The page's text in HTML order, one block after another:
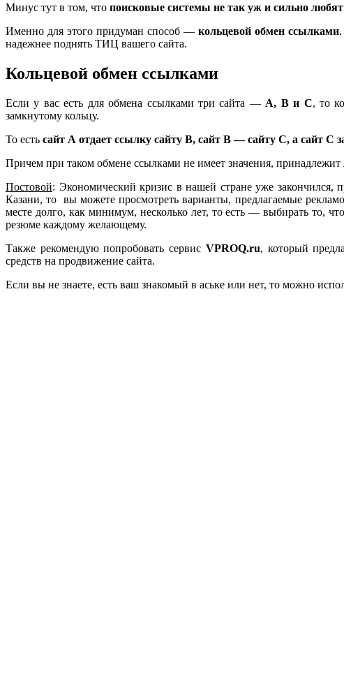
Минус тут в том, что поисковые системы не так уж и сильно
Именно для этого придуман способ —кольцевой обмен ссылками
надежнее поднять ТИЦ вашего сайта.
Кольцевой обмен ссылками
Если у вас есть для обмена ссылками три сайта — А, В и С, то
замкнутому кольцу.
То есть сайт А отдает ссылку сайту В, сайт В — сайту С, а сайт С
Причем при таком обмене ссылками не имеет значения,
Постовой: Экономический кризис в нашей стране уже закончился,
Казани, то вы можете просмотреть варианты, предлагаемые
месте долго, как минимум, несколько лет, то есть — выбирать то,
резюме каждому желающему.
Также рекомендую попробовать сервис VPROQ.ru, который
средств на продвижение сайта.
Если вы не знаете, есть ваш знакомый в аське или нет, то можно